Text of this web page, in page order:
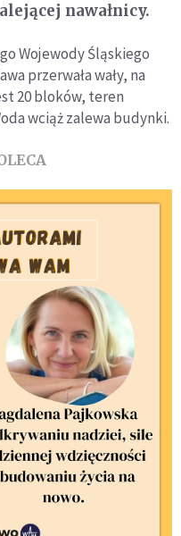
nawałnicy.
Wojewody Śląskiego
przerwała wały, na
20 bloków, teren
wciąż zalewa budynki.